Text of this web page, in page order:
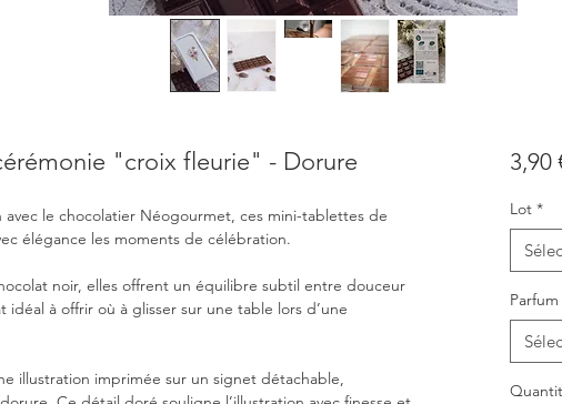
"croix fleurie" - Dorure
avec le chocolatier Néogourmet, ces mini-tablettes de
élégance les moments de célébration.
noir, elles offrent un équilibre subtil entre douceur
à offrir où à glisser sur une table lors d’une
illustration imprimée sur un signet détachable,
3,90
Lot *
Parfum